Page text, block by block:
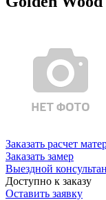
Заказать расчет
Заказать замер
Выездной
Доступно к заказу
Оставить заявку